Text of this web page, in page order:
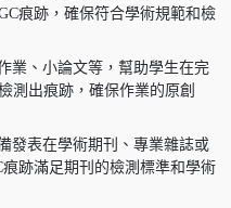
痕跡，確保符合學術規範和檢
業、小論文等，幫助學生在完
測出痕跡，確保作業的原創
發表在學術期刊、專業雜誌或
跡滿足期刊的檢測標準和學術